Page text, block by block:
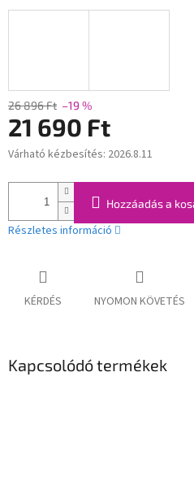
26 896 Ft –19 %
21 690 Ft
Egységár:
Várható kézbesítés: 2026.8.11
Hozzáadás a
Részletes információ
KÉRDÉS NYOMON KÖVETÉS
Kapcsolódó termékek